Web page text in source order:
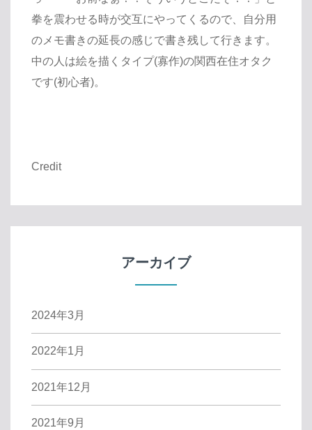
拳を震わせる時が交互にやってくるので、自分用
のメモ書きの延長の感じで書き残して行きます。
中の人は絵を描くタイプ(寡作)の関西在住オタク
です(初心者)。
Credit
アーカイブ
2024年3月
2022年1月
2021年12月
2021年9月